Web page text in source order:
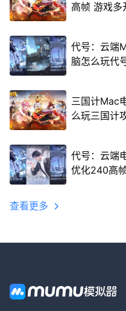
高帧 游戏多
代号：云端
脑怎么玩代
三国计Mac
么玩三国计
代号：云端
优化240高
查看更多